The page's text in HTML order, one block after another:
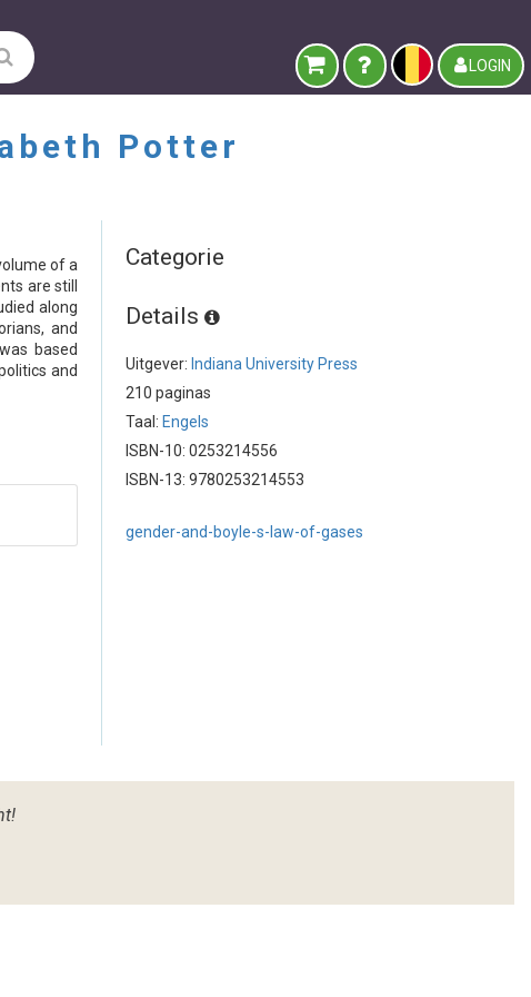
LOGIN
Potter
of a
are still
along
and
based
and
Categorie
Details
Uitgever: Indiana University Press
210 paginas
Taal: Engels
ISBN-10: 0253214556
ISBN-13: 9780253214553
gender-and-boyle-s-law-of-gases